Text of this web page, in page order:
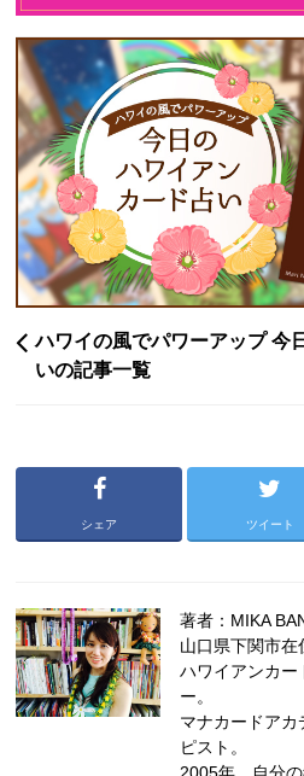
ハワイの風でパワーアップ 今
いの記事一覧
シェア ツイート
著者：MIKA
山口県下関市在
ハワイアンカー
ー。
マナカードアカ
ピスト。